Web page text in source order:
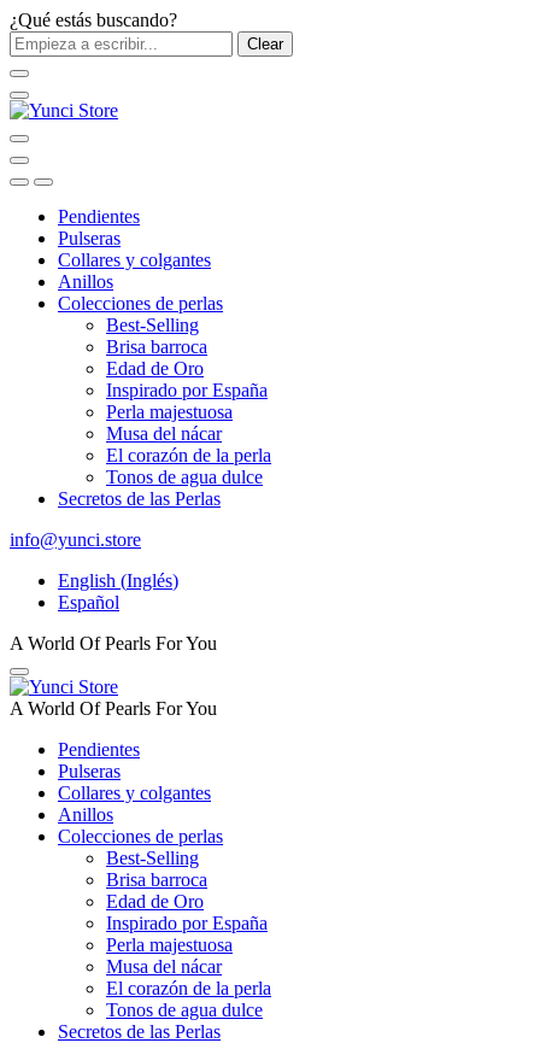
¿Qué estás buscando?
Clear
Pendientes
Pulseras
Collares y colgantes
Anillos
Colecciones de perlas
Best-Selling
Brisa barroca
Edad de Oro
Inspirado por España
Perla majestuosa
Musa del nácar
El corazón de la perla
Tonos de agua dulce
Secretos de las Perlas
info@yunci.store
English (Inglés)
Español
A World Of Pearls For You
A World Of Pearls For You
Pendientes
Pulseras
Collares y colgantes
Anillos
Colecciones de perlas
Best-Selling
Brisa barroca
Edad de Oro
Inspirado por España
Perla majestuosa
Musa del nácar
El corazón de la perla
Tonos de agua dulce
Secretos de las Perlas